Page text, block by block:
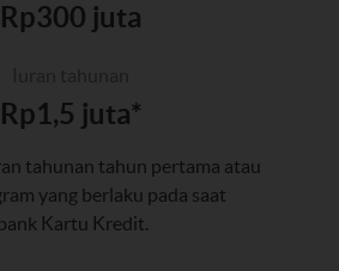
Rp300 juta
Rp1,5 juta*
tahunan tahun pertama atau
yang berlaku pada saat
Kartu Kredit.